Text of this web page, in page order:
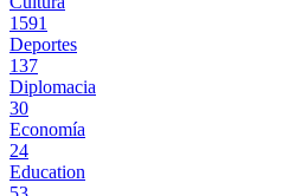
1591
Deportes
137
Diplomacia
30
Economía
24
Education